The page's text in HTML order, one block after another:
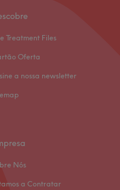
Treatment Files
Oferta
a nossa newsletter
Nós
a Contratar